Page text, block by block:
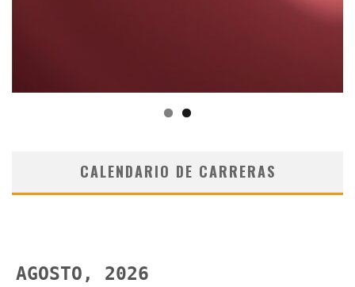
CALENDARIO DE CARRERAS
AGOSTO, 2026